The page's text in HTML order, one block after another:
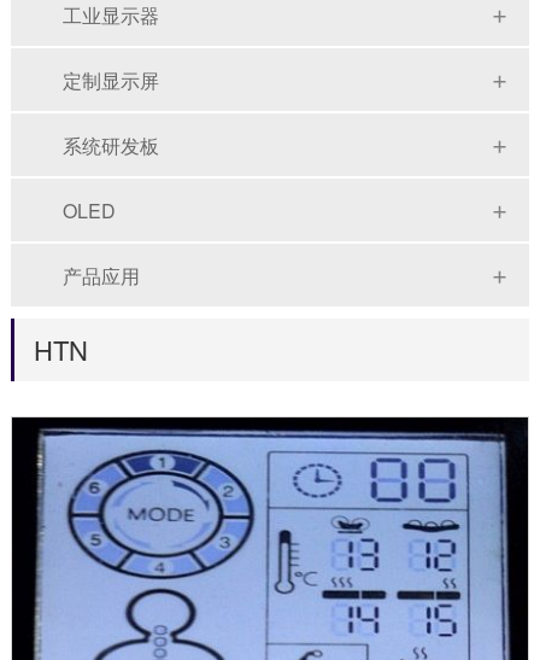
工业显示器
定制显示屏
系统研发板
OLED
产品应用
HTN